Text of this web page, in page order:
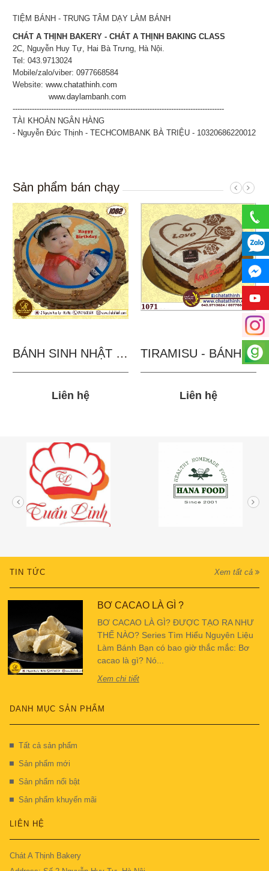
TIỆM BÁNH - TRUNG TÂM DẠY LÀM BÁNH
CHÁT A THỊNH BAKERY - CHÁT A THỊNH BAKING CLASS
2C, Nguyễn Huy Tự, Hai Bà Trưng, Hà Nội.
Tel: 043.9713024
Mobile/zalo/viber: 0977668584
Website:www.chatathinh.com
www.daylambanh.com
----------------------------------------------------------------------------------------
TÀI KHOẢN NGÂN HÀNG
- Nguyễn Đức Thịnh - TECHCOMBANK BÀ TRIỆU - 10320686220012
Sản phẩm bán chạy
BÁNH SINH NHẬT IN...
Liên hệ
TIRAMISU - BÁNH TẶNG...
Liên hệ
TIN TỨC Xem tất cả
BƠ CACAO LÀ GÌ ?
BƠ CACAO LÀ GÌ? ĐƯỢC TẠO RA NHƯ
THẾ NÀO? Series Tìm Hiểu Nguyên Liệu
Làm Bánh Bạn có bao giờ thắc mắc: Bơ
cacao là gì? Nó...
Xem chi tiết
DANH MỤC SẢN PHẨM
Tất cả sản phẩm
Sản phẩm mới
Sản phẩm nổi bật
Sản phẩm khuyến mãi
LIÊN HỆ
Chát A Thịnh Bakery